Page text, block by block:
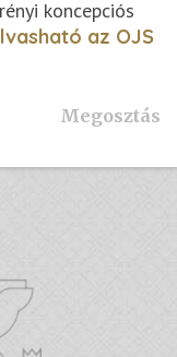
koncepciós
az OJS
Megosztás